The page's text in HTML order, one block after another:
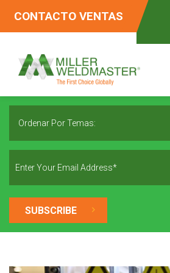
CONTACTO VENTAS
Ordenar Por Temas: